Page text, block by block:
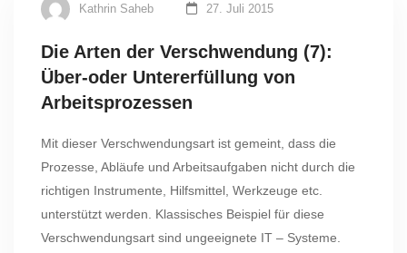
Kathrin Saheb 27. Juli 2015
Die Arten der Verschwendung (7):
Über-oder Untererfüllung von
Arbeitsprozessen
Mit dieser Verschwendungsart ist gemeint, dass die
Prozesse, Abläufe und Arbeitsaufgaben nicht durch die
richtigen Instrumente, Hilfsmittel, Werkzeuge etc.
unterstützt werden. Klassisches Beispiel für diese
Verschwendungsart sind ungeeignete IT – Systeme.